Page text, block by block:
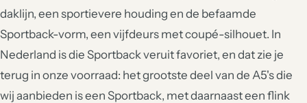
daklijn, een sportievere houding en de befaamde
Sportback-vorm, een vijfdeurs met coupé-silhouet. In
Nederland is die Sportback veruit favoriet, en dat zie je
terug in onze voorraad: het grootste deel van de A5's die
wij aanbieden is een Sportback, met daarnaast een flink